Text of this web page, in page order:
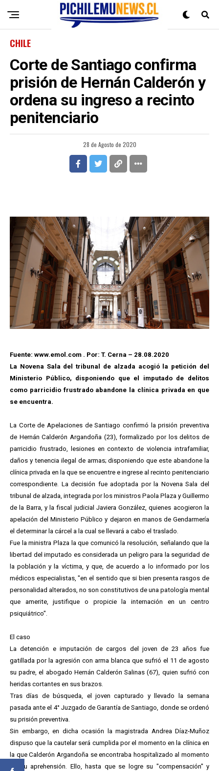
CHILE
Corte de Santiago confirma
prisión de Hernán Calderón y
ordena su ingreso a recinto
penitenciario
28 de Agosto de 2020
Fuente: www.emol.com . Por: T. Cerna – 28.08.2020
La Novena Sala del tribunal de alzada acogió la petición del
Ministerio Público, disponiendo que el imputado de delitos
como parricidio frustrado abandone la clínica privada en que
se encuentra.
La Corte de Apelaciones de Santiago confirmó la prisión preventiva
de Hernán Calderón Argandoña (23), formalizado por los delitos de
parricidio frustrado, lesiones en contexto de violencia intrafamiliar,
daños y tenencia ilegal de armas; disponiendo que este abandone la
clínica privada en la que se encuentre e ingrese al recinto penitenciario
correspondiente. La decisión fue adoptada por la Novena Sala del
tribunal de alzada, integrada por los ministros Paola Plaza y Guillermo
de la Barra, y la fiscal judicial Javiera González, quienes acogieron la
apelación del Ministerio Público y dejaron en manos de Gendarmería
el determinar la cárcel a la cual se llevará a cabo el traslado.
Fue la ministra Plaza la que comunicó la resolución, señalando que la
libertad del imputado es considerada un peligro para la seguridad de
la población y la víctima, y que, de acuerdo a lo informado por los
médicos especialistas, "en el sentido que si bien presenta rasgos de
personalidad alterados, no son constitutivos de una patología mental
que amerite, justifique o propicie la internación en un centro
psiquiátrico".
El caso
La detención e imputación de cargos del joven de 23 años fue
gatillada por la agresión con arma blanca que sufrió el 11 de agosto
su padre, el abogado Hernán Calderón Salinas (67), quien sufrió con
heridas cortantes en sus brazos.
Tras días de búsqueda, el joven capturado y llevado la semana
pasada ante el 4° Juzgado de Garantía de Santiago, donde se ordenó
su prisión preventiva.
Sin embargo, en dicha ocasión la magistrada Andrea Díaz-Muñoz
dispuso que la cautelar será cumplida por el momento en la clínica en
la que Calderón Argandoña se encontraba hospitalizado al momento
de su aprehensión. Ello, hasta que se logre su "compensación" y